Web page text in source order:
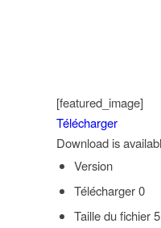
[featured_image]
Télécharger
Download is
Version
Télécharger0
Taille du fichier